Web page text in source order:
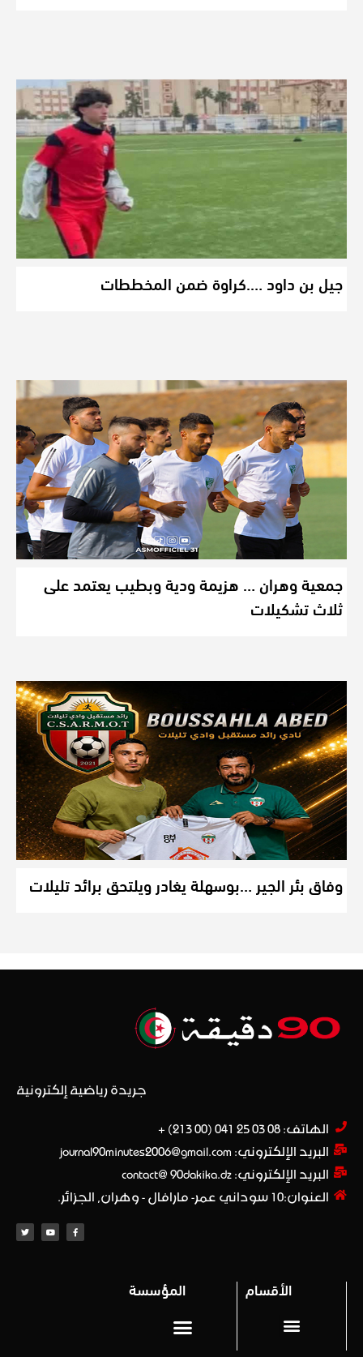
جيل بن داود ….كراوة ضمن المخططات
جمعية وهران … هزيمة ودية وبطيب يعتمد على
ثلاث تشكيلات
وفاق بئر الجير …بوسهلة يغادر ويلتحق برائد تليلات
جريدة رياضية إلكترونية
الهاتف: 08 03 25 041 (00 213) +​
البريد الإلكتروني: journal90minutes2006@gmail.com
البريد الإلكتروني: contact@ 90dakika.dz
العنوان:10 سوداني عمر- مارافال - وهران, الجزائر.
الأقسام المؤسسة